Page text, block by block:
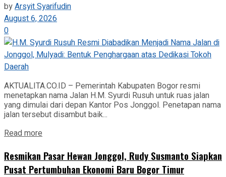
byArsyit Syarifudin
August 6, 2026
0
AKTUALITA.CO.ID – Pemerintah Kabupaten Bogor resmi
menetapkan nama Jalan H.M. Syurdi Rusuh untuk ruas jalan
yang dimulai dari depan Kantor Pos Jonggol. Penetapan nama
jalan tersebut disambut baik...
Read more
Resmikan Pasar Hewan Jonggol, Rudy Susmanto Siapkan
Pusat Pertumbuhan Ekonomi Baru Bogor Timur